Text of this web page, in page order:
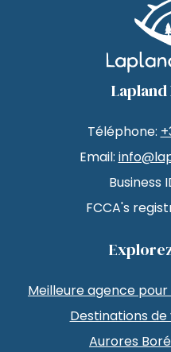
Téléphone:
Email:
Business
FCCA's
Meilleure agence
Destinations
Aurores